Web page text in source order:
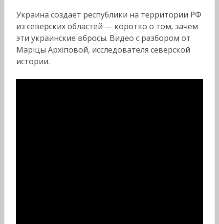
Украина создает республики на территории РФ
из северских областей — коротко о том, зачем
эти украинские вбросы. Видео с разбором от
Марiцы Архiповой, исследователя северской
истории.